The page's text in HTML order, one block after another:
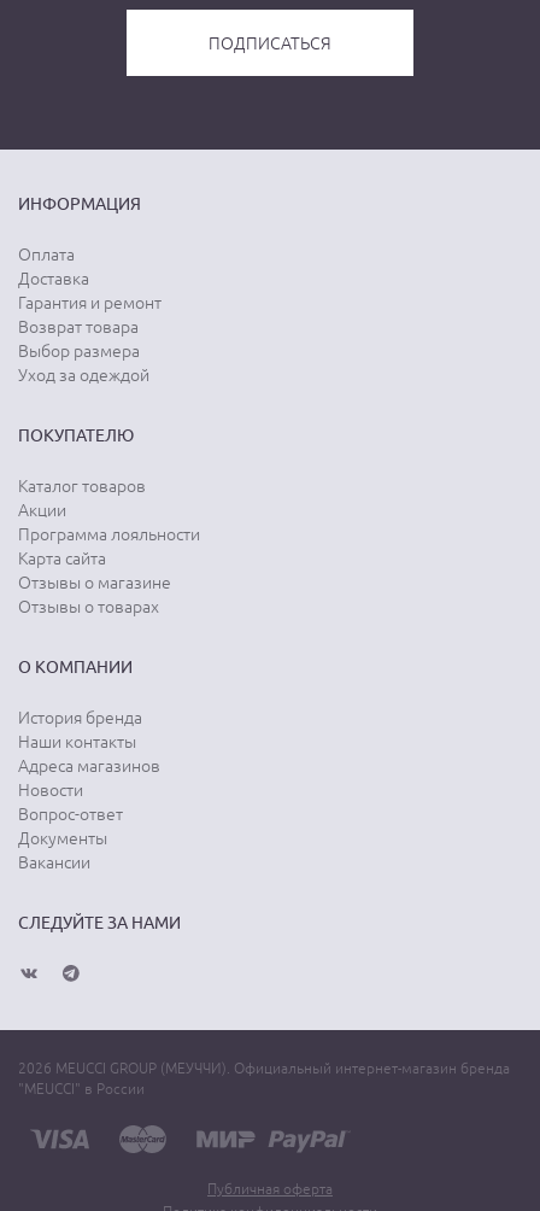
ИНФОРМАЦИЯ
Оплата
Доставка
Гарантия и ремонт
Возврат товара
Выбор размера
Уход за одеждой
ПОКУПАТЕЛЮ
Каталог товаров
Акции
Программа лояльности
Карта сайта
Отзывы о магазине
Отзывы о товарах
О КОМПАНИИ
История бренда
Наши контакты
Адреса магазинов
Новости
Вопрос-ответ
Документы
Вакансии
СЛЕДУЙТЕ ЗА НАМИ
2026 MEUCCI GROUP (МЕУЧЧИ). Официальный интернет-магазин бренда
"MEUCCI" в России
Публичная оферта